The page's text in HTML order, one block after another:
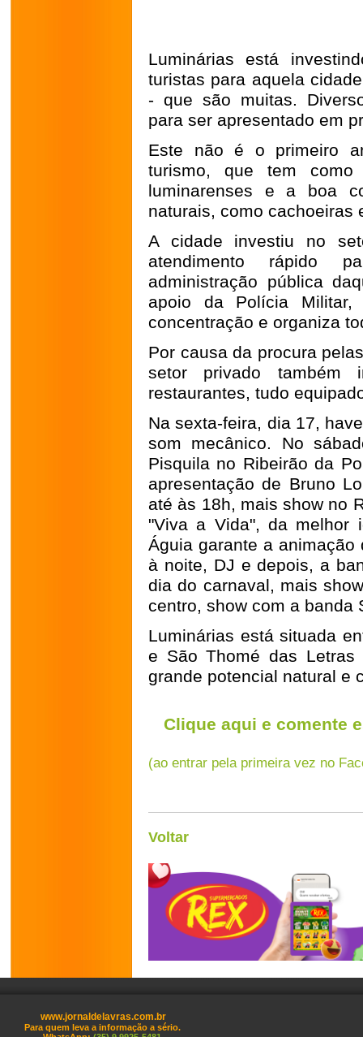
Luminárias está
turistas para aquela
- que são muitas.
para ser apresentado em
Este não é o primeiro
turismo, que tem
luminarenses e a boa
naturais, como cachoeiras
A cidade investiu no
atendimento rápido
administração pública
apoio da Polícia
concentração e organiza
Por causa da procura
setor privado também
restaurantes, tudo
Na sexta-feira, dia 17,
som mecânico. No
Pisquila no Ribeirão da
apresentação de Bruno
até às 18h, mais show no
"Viva a Vida", da melhor
Águia garante a
à noite, DJ e depois, a
dia do carnaval, mais
centro, show com a banda
Luminárias está situada
e São Thomé das
grande potencial natural e
Clique aqui e comente
(ao entrar pela primeira vez no
Voltar
www.jornaldelavras.com.br
Para quem leva a informação a sério.